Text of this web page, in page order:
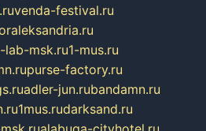
venda-festival.ru
lab-msk.ru1-mus.ru
purse-factory.ru
adler-jun.rubandamn.ru
1mus.rudarksand.ru